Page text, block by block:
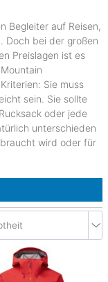
Begleiter auf Reisen,
Doch bei der großen
Preislagen ist es
Sie muss
sein. Sie sollte
oder jede
unterschieden
wird oder für